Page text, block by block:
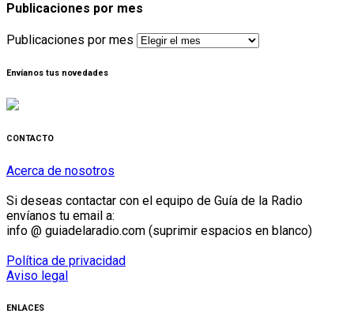
Publicaciones por mes
Publicaciones por mes
Envíanos tus novedades
CONTACTO
Acerca de nosotros
Si deseas contactar con el equipo de Guía de la Radio
envíanos tu email a:
info @ guiadelaradio.com (suprimir espacios en blanco)
Política de privacidad
Aviso legal
ENLACES